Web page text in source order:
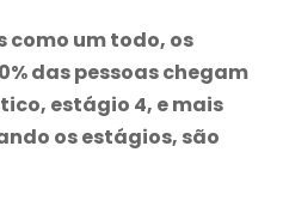
como um todo, os
das pessoas chegam
estágio 4, e mais
os estágios, são